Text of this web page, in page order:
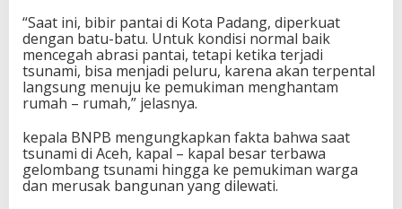
“Saat ini, bibir pantai di Kota Padang, diperkuat
dengan batu-batu. Untuk kondisi normal baik
mencegah abrasi pantai, tetapi ketika terjadi
tsunami, bisa menjadi peluru, karena akan terpental
langsung menuju ke pemukiman menghantam
rumah – rumah,” jelasnya.
kepala BNPB mengungkapkan fakta bahwa saat
tsunami di Aceh, kapal – kapal besar terbawa
gelombang tsunami hingga ke pemukiman warga
dan merusak bangunan yang dilewati.